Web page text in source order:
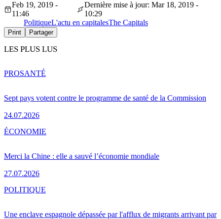
Feb 19, 2019 -
11:46
Dernière mise à jour: Mar 18, 2019 -
10:29
PolitiqueL'actu en capitalesThe Capitals
Print Partager
LES PLUS LUS
Sept pays votent contre le programme de santé de la Commission
24.07.2026
PROSANTÉ
Merci la Chine : elle a sauvé l’économie mondiale
27.07.2026
ÉCONOMIE
Une enclave espagnole dépassée par l'afflux de migrants arrivant par
POLITIQUE